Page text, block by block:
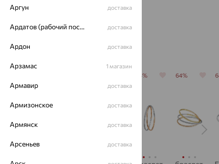
Похожие изделия
64% 64%
Аргун доставка
Ардатов (рабочий поселок) доставка
Ардон доставка
Арзамас 1 магазин
Армавир доставка
Армизонское доставка
Армянск доставка
Арсеньев доставка